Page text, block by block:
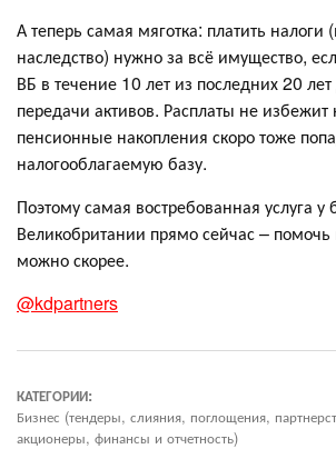
А теперь самая мяготка: платить налоги
наследство) нужно за всё имущество,
ВБ в течение 10 лет из последних 20
передачи активов. Расплаты не избежит
пенсионные накопления скоро тоже
налогооблагаемую базу.
Поэтому самая востребованная услуга у
Великобритании прямо сейчас – помочь
можно скорее.
@kdpartners
КАТЕГОРИИ:
Бизнес (тендеры, слияния, поглощения,
акционеры, финансы и отчетность)